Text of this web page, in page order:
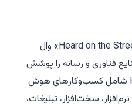
ستون‌نویس بخش «Heard on the Street» وال
فناوری و رسانه را پوشش
می‌دهد. آثار او برای ستون Heard شامل کسب‌وکارهای هوش
سخت‌افزار، تبلیغات،